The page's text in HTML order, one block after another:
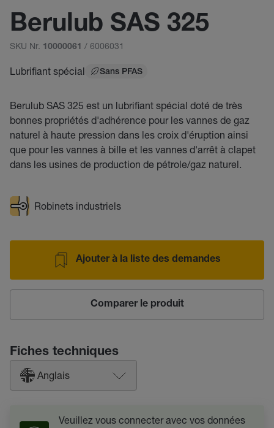
Berulub SAS 325
SKU Nr. 10000061 / 6006031
Lubrifiant spécial Sans PFAS
Berulub SAS 325 est un lubrifiant spécial doté de très
bonnes propriétés d'adhérence pour les vannes de gaz
naturel à haute pression dans les croix d'éruption ainsi
que pour les vannes à bille et les vannes d'arrêt à clapet
dans les usines de production de pétrole/gaz naturel.
Robinets industriels
Ajouter à la liste des demandes
Comparer le produit
Fiches techniques
Anglais
Veuillez vous connecter avec vos données